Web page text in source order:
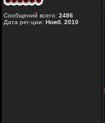
Сообщений всего: 2486
Дата рег-ции: Нояб. 2010